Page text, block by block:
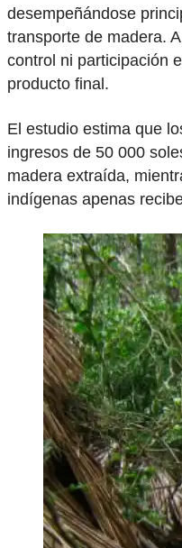
desempeñándose
transporte de madera.
control ni participación
producto final.
El estudio estima que
ingresos de 50 000
madera extraída,
indígenas apenas